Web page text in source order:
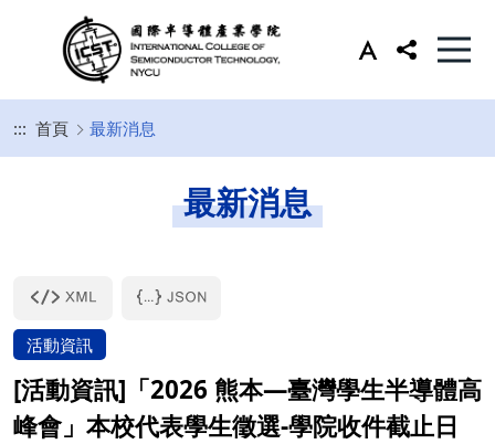
::: 首頁 最新消息
最新消息
活動資訊
[活動資訊]「2026 熊本—臺灣學生半導體高
峰會」本校代表學生徵選-學院收件截止日